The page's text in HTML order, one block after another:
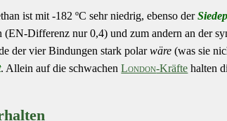
ist mit -182 ºC sehr niedrig, ebenso der
Differenz nur 0,4) und zum andern an der
der vier Bindungen stark polarwäre (was sie
. Allein auf die schwachenLondon-Kräfte halten